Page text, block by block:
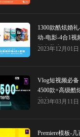
1300款酷炫婚
动-电影-4合1视
级套装来了！
2023年12月01日
Vlog短视频必
4500款+高级酷
装来了！
2023年03月11日
Premiere模板-